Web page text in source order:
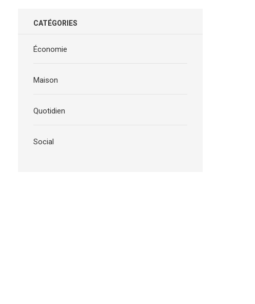
CATÉGORIES
Économie
Maison
Quotidien
Social